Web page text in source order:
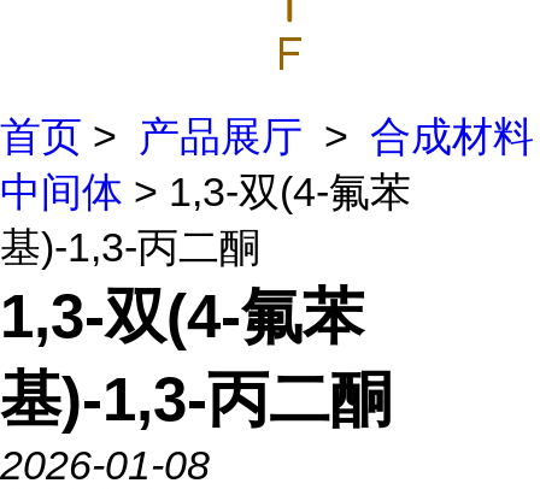
首页 > 产品展厅 > 合成材料
中间体 > 1,3-双(4-氟苯
基)-1,3-丙二酮
1,3-双(4-氟苯
基)-1,3-丙二酮
2026-01-08